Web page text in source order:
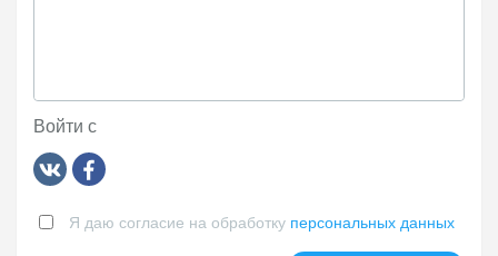
Войти с
Я даю согласие на обработку персональных данных